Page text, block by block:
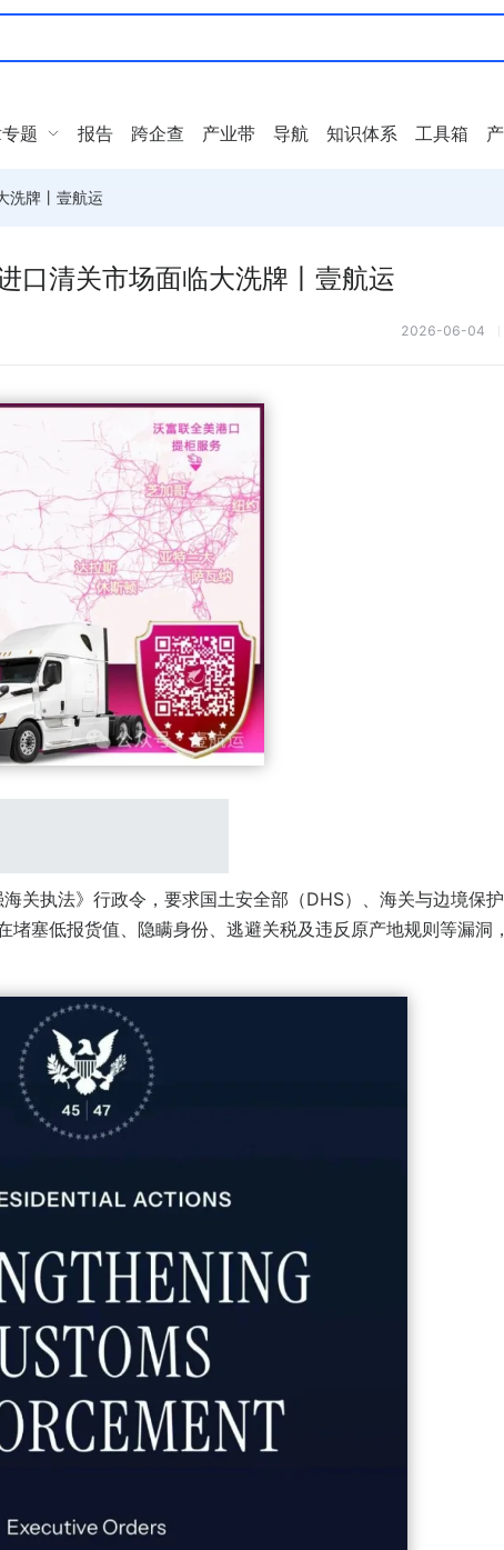
题 报告 跨企查 产业带 导航 知识体系 工具箱
洗牌丨壹航运
口清关市场面临大洗牌丨壹航运
2026-06-04
关执法》行政令，要求国土安全部（DHS）、海关与边境保
堵塞低报货值、隐瞒身份、逃避关税及违反原产地规则等漏洞